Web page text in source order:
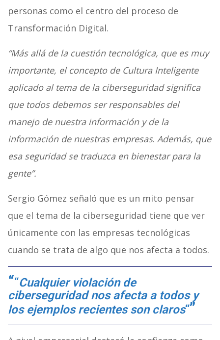
personas como el centro del proceso de
Transformación Digital.
“Más allá de la cuestión tecnológica, que es muy
importante, el concepto de Cultura Inteligente
aplicado al tema de la ciberseguridad significa
que todos debemos ser responsables del
manejo de nuestra información y de la
información de nuestras empresas. Además, que
esa seguridad se traduzca en bienestar para la
gente”.
Sergio Gómez señaló que es un mito pensar
que el tema de la ciberseguridad tiene que ver
únicamente con las empresas tecnológicas
cuando se trata de algo que nos afecta a todos.
“Cualquier violación de
ciberseguridad nos afecta a todos y
los ejemplos recientes son claros“